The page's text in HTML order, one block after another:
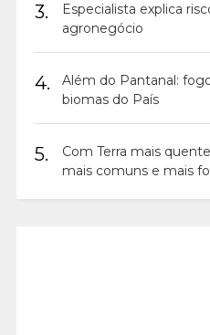
3.
Especialista explica
agronegócio
4.
Além do Pantanal:
biomas do País
5.
Com Terra mais
mais comuns e mais